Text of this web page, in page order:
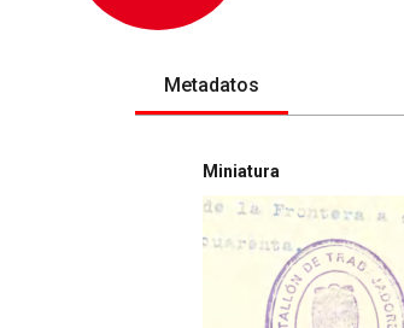
Metadatos
Miniatura